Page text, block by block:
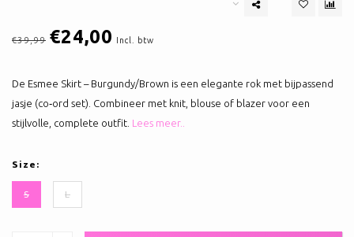
€39,99 €24,00 Incl. btw
De Esmee Skirt – Burgundy/Brown is een elegante rok met bijpassend
jasje (co‑ord set). Combineer met knit, blouse of blazer voor een
stijlvolle, complete outfit. Lees meer..
Size:
S L